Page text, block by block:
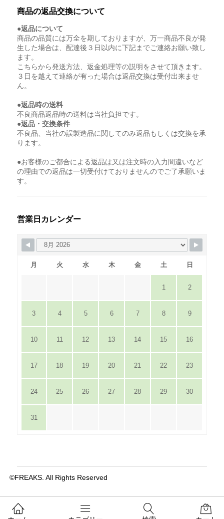
商品の返品交換について
●返品について
商品の品質には万全を期しておりますが、万一商品不良が発
生した場合は、配達後３日以内に下記までご連絡お願い致し
ます。
こちらから発送方法、返金処理等の説明をさせて頂きます。
３日を越えて連絡が有った場合は返品交換は受付出来ませ
ん。
●返品時の送料
不良商品返品時の送料は当社負担です。
●返品・交換条件
不良品、当社の誤製造品に関してのみ返品もしくは交換を承
ります。
●お客様のご都合による返品は又は注文時の入力間違いなど
の理由での返品は一切受付けておりませんのでご了承願いま
す。
営業日カレンダー
月 火 水 木 金 土 日
1 2
3 4 5 6 7 8 9
10 11 12 13 14 15 16
17 18 19 20 21 22 23
24 25 26 27 28 29 30
31
©FREAKS. All Rights Reserved